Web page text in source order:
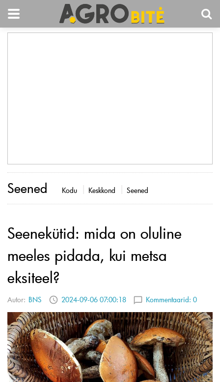
Seened Kodu Keskkond Seened
Seenekütid: mida on oluline
meeles pidada, kui metsa
eksiteel?
Autor: BNS 2024-09-06 07:00:18 Kommentaarid: 0